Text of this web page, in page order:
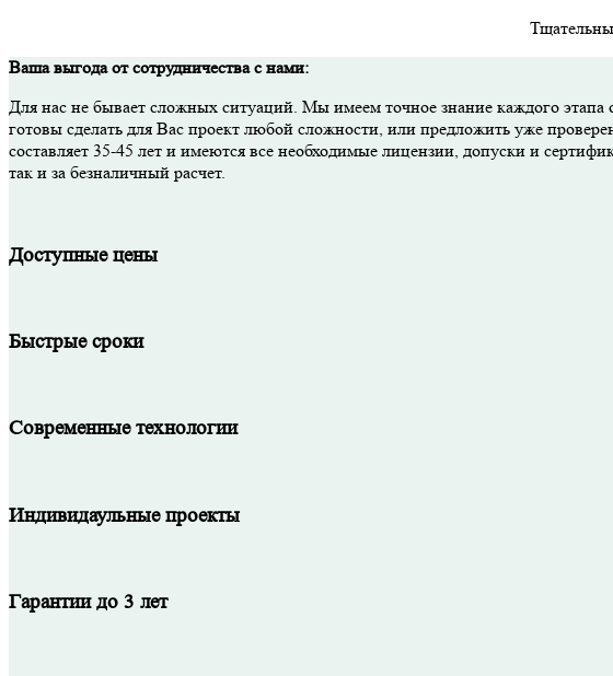
Ваша выгода от сотрудничества с нами:
Для нас не бывает сложных ситуаций. Мы имеем точное знание каждого
готовы сделать для Вас проект любой сложности, или предложить уже
составляет 35-45 лет и имеются все необходимые лицензии, допуски и
так и за безналичный расчет.
Доступные цены
Быстрые сроки
Современные технологии
Индивидаульные проекты
Гарантии до 3 лет